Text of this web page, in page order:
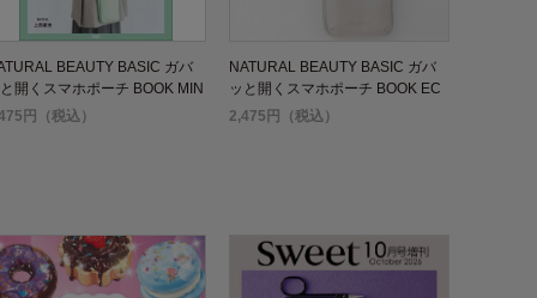
BEAUTY BASIC ガバ
開くスマホポーチ BOOK MIN
円（税込）
NATURAL BEAUTY BASIC ガバ
ッと開くスマホポーチ BOOK EC
RU
2,475円（税込）